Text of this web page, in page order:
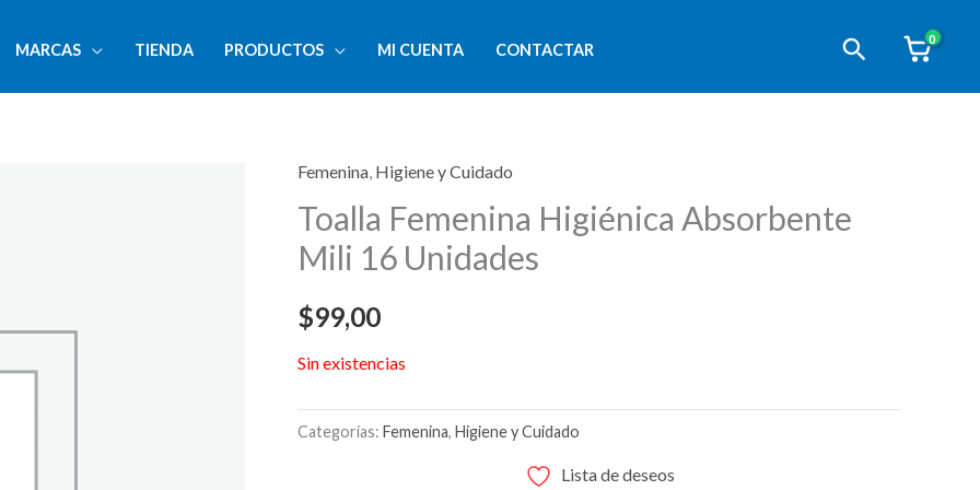
MARCAS TIENDA PRODUCTOS MI CUENTA CONTACTAR Buscar
Femenina Higiene y Cuidado
Toalla Femenina Higiénica Absorbente
Mili 16 Unidades
$99,00
Sin existencias
Categorías: Femenina, Higiene y Cuidado
Lista de deseos